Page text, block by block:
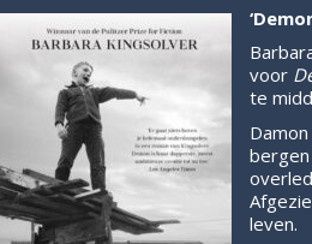
voor
te
leven.